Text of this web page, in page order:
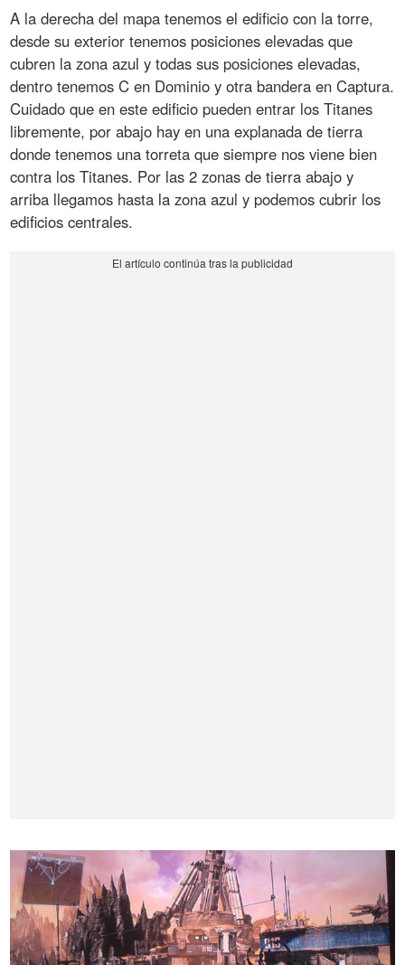
A la derecha del mapa tenemos el edificio con la torre,
desde su exterior tenemos posiciones elevadas que
cubren la zona azul y todas sus posiciones elevadas,
dentro tenemos C en Dominio y otra bandera en Captura.
Cuidado que en este edificio pueden entrar los Titanes
libremente, por abajo hay en una explanada de tierra
donde tenemos una torreta que siempre nos viene bien
contra los Titanes. Por las 2 zonas de tierra abajo y
arriba llegamos hasta la zona azul y podemos cubrir los
edificios centrales.